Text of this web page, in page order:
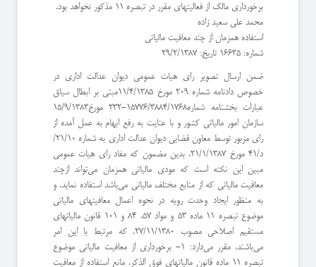
برخورداری مالک از فعالیتهای مقرر در تبصره 11 مذکور نخواهد بود.
محمد علی سعید زاده
استفاده همزمان از چند معافیت مالیاتی
شماره: 16635 تاریخ: 29/2/1387
ضمن ارسال تصویر رای هیات عمومی دیوان عدالت اداری در
خصوص دادنامه شماره 209 مورخ 11/4/1385مبنی بر ابطال سیاق
عبارات بخشنامه شماره15776/3884/1768-232 مورخ15/9/1383
سازمان امور مالیاتی کشور و با عنایت به رفع ابهام به عمل آمده از
رای مزبور توسط معاون قضایی دیوان عدالت اداری به شماره 21/10/
د/41 مورخ 21/1/1387، بدین مضمون که مفاد رای هیات عمومی
مبین این نکته است که مودی مالیاتی همزمان می‌تواند ازچند
معافیت مالیاتی که از منابع مختلف مالیاتی می‌باشد استفاده نماید. و
به منظور ایجاد وحدت رویه در نحوه اعمال معافیتهای مالیاتی
موضوع تبصره 11 ماده 53 و مواد 57، 84 و 101 قانون مالیاتهای
مستقیم اصلاحی مصوب 27/11/1380، که مرتبط با این امر
می‌باشند، مقرر می‌دارد: 1- برخورداری از معافیت مالیاتی موضوع
تبصره 11 ماده قانون مالیاتهای فوق الذکر، مانع استفاده از معافیت